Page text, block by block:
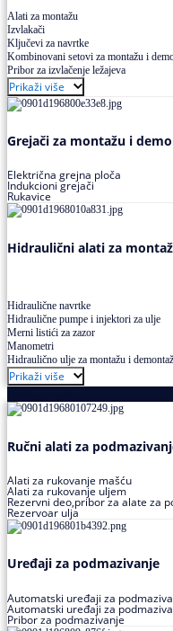
Alati za montažu
Izvlakači
Ključevi za navrtke
Kombinovani setovi za montažu i
Pribor za izvlačenje ležajeva
Prikaži više
Grejači za montažu i
Električna grejna ploča
Indukcioni grejači
Rukavice
Hidraulični alati za
Hidraulične navrtke
Hidraulične pumpe i injektori za ulje
Merni listići za zazor
Manometri
Hidraulično ulje za montažu i
Prikaži više
Ručni alati za
Alati za rukovanje mašću
Alati za rukovanje uljem
Rezervni deo,pribor za alate za
Rezervoar ulja
Uređaji za podmazivanje
Automatski uređaji za
Automatski uređaji za
Pribor za podmazivanje